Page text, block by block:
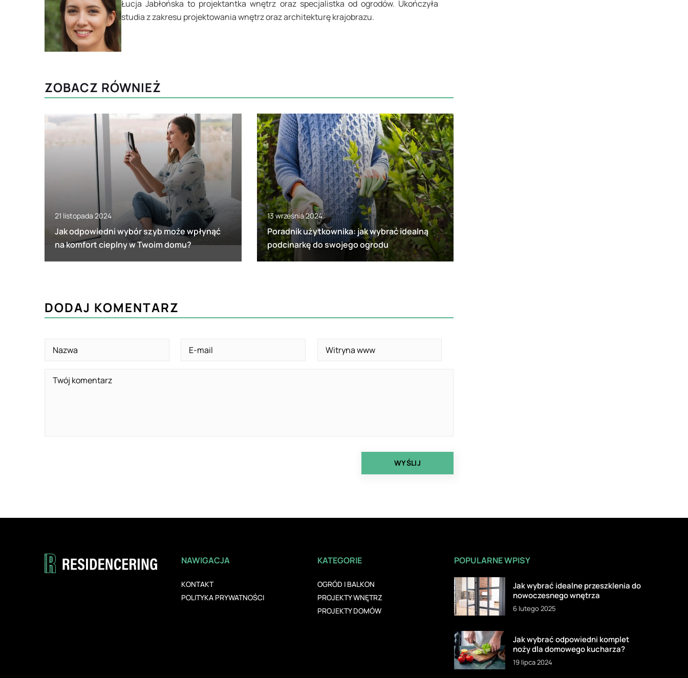
Łucja Jabłońska to projektantka wnętrz oraz specjalistka od ogrodów. Ukończyła
studia z zakresu projektowania wnętrz oraz architekturę krajobrazu.
ZOBACZ RÓWNIEŻ
21 listopada 2024
Jak odpowiedni wybór szyb może wpłynąć
na komfort cieplny w Twoim domu?
13 września 2024
Poradnik użytkownika: jak wybrać idealną
podcinarkę do swojego ogrodu
DODAJ KOMENTARZ
NAWIGACJA
KONTAKT
POLITYKA PRYWATNOŚCI
KATEGORIE
OGRÓD I BALKON
PROJEKTY WNĘTRZ
PROJEKTY DOMÓW
POPULARNE WPISY
Jak wybrać idealne przeszklenia do
nowoczesnego wnętrza
6 lutego 2025
Jak wybrać odpowiedni komplet
noży dla domowego kucharza?
19 lipca 2024